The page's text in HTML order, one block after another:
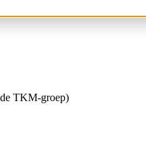
TKM-groep)